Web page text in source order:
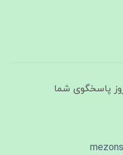
شبانه‌روز پاسخگوی شما